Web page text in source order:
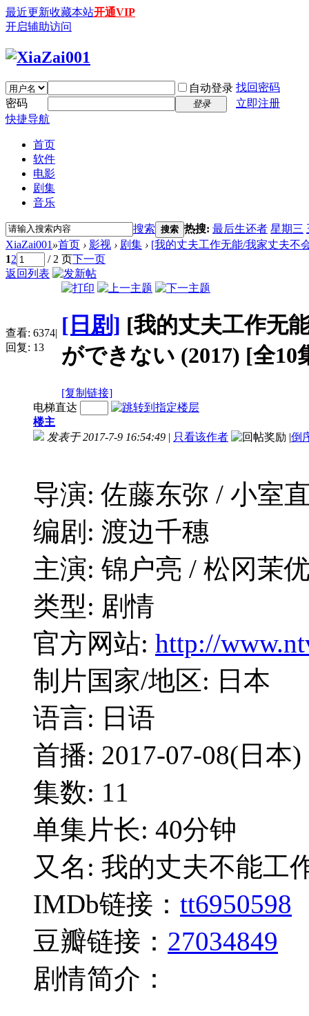
最近更新收藏本站开通VIP
开启辅助访问
自动登录 找回密码
密码
登录
立即注册
快捷导航
首页
软件
电影
剧集
音乐
搜索 搜索 热搜: 最后生还者 星期三
XiaZai001 »首页 › 影视 › 剧集 › [我的丈夫工作无能/我家丈夫不
12 / 2 页下一页
返回列表
查看: 6374|
回复: 13
[日剧] [我的丈夫工作无
ができない (2017) [全10
[复制链接]
电梯直达
楼主
发表于 2017-7-9 16:54:49 | 只看该作者 |倒
导演: 佐藤东弥 / 小室
编剧: 渡边千穗
主演: 锦户亮 / 松冈茉
类型: 剧情
官方网站: http://
制片国家/地区: 日本
语言: 日语
首播: 2017-07-08(日本)
集数: 11
单集片长: 40分钟
又名: 我的丈夫不能工
IMDb链接： tt6950598
豆瓣链接： 27034849
剧情简介：